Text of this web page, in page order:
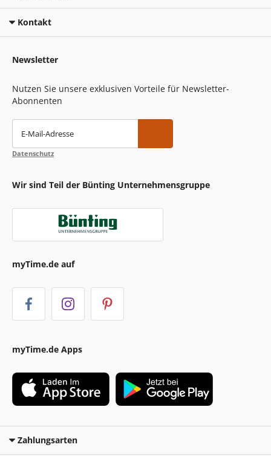
Kontakt
Newsletter
Nutzen Sie unsere exklusiven Vorteile für Newsletter-
Abonnenten
E-Mail-Adresse
Datenschutz
Wir sind Teil der Bünting Unternehmensgruppe
myTime.de auf
myTime.de Apps
Zahlungsarten